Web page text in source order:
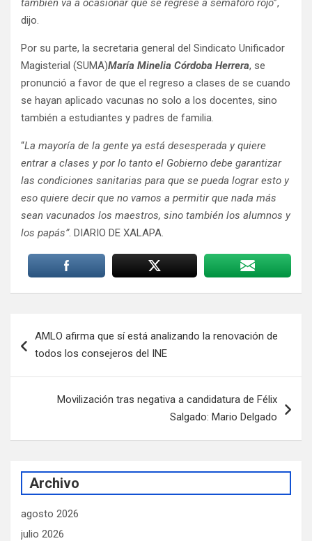
también va a ocasionar que se regrese a semáforo rojo”,
dijo.
Por su parte, la secretaria general del Sindicato Unificador
Magisterial (SUMA)María Minelia Córdoba Herrera, se
pronunció a favor de que el regreso a clases de se cuando
se hayan aplicado vacunas no solo a los docentes, sino
también a estudiantes y padres de familia.
“La mayoría de la gente ya está desesperada y quiere
entrar a clases y por lo tanto el Gobierno debe garantizar
las condiciones sanitarias para que se pueda lograr esto y
eso quiere decir que no vamos a permitir que nada más
sean vacunados los maestros, sino también los alumnos y
los papás”. DIARIO DE XALAPA.
de
AMLO afirma que sí está analizando la renovación de
todos los consejeros del INE
Movilización tras negativa a candidatura de Félix
Salgado: Mario Delgado
Archivo
agosto 2026
julio 2026